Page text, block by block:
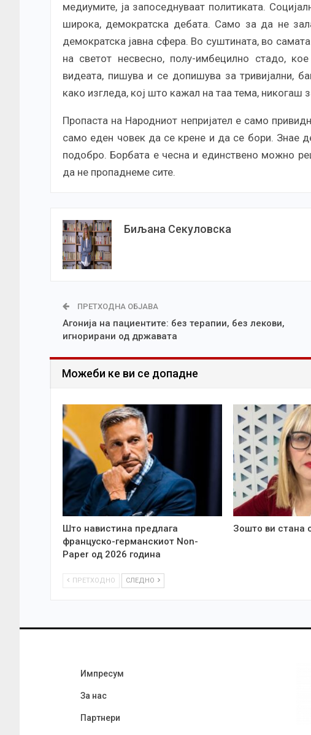
медиумите, ја запоседнуваат политиката.
широка, демократска дебата. Само за да не
демократска јавна сфера. Во суштината, во
на светот несвесно, полу-имбецилно стадо,
видеата, пишува и се допишува за тривијални,
како изгледа, кој што кажал на таа тема,
Пропаста на Народниот непријател е само
само еден човек да се крене и да се бори. Знае
подобро. Борбата е чесна и единствено можно
да не пропаднеме сите.
Биљана Секуловска
ПРЕТХОДНА ОБЈАВА
Агонија на пациентите: без терапии, без лекови,
игнорирани од државата
Можеби ке ви се допадне
Што навистина предлага
француско-германскиот Non-
Paper од 2026 година
Зошто ви стана
ПРЕТХОДНО СЛЕДНО
Импресум
За нас
Партнери